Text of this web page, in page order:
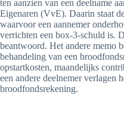
ten aanzien van een deelname
Eigenaren (VvE). Daarin staat
waarvoor een aannemer
verrichten een box-3-schuld is.
beantwoord. Het andere memo
behandeling van een
opstartkosten, maandelijks
een andere deelnemer verlagen
broodfondsrekening.